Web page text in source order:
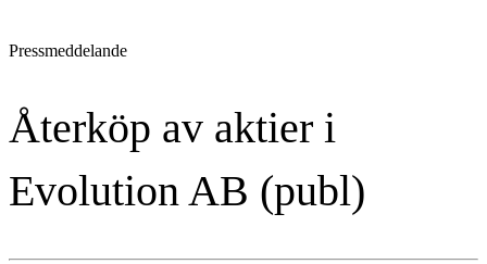
Pressmeddelande
Återköp av aktier i
Evolution AB (publ)